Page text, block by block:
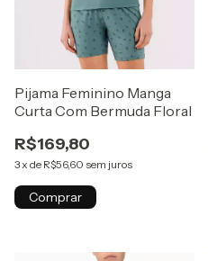
Pijama Feminino Manga
Curta Com Bermuda Floral
R$169,80
3x de R$56,60 sem juros
Comprar